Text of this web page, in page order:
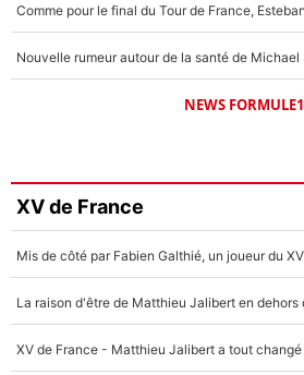
NEWS FORMULE1
XV de France